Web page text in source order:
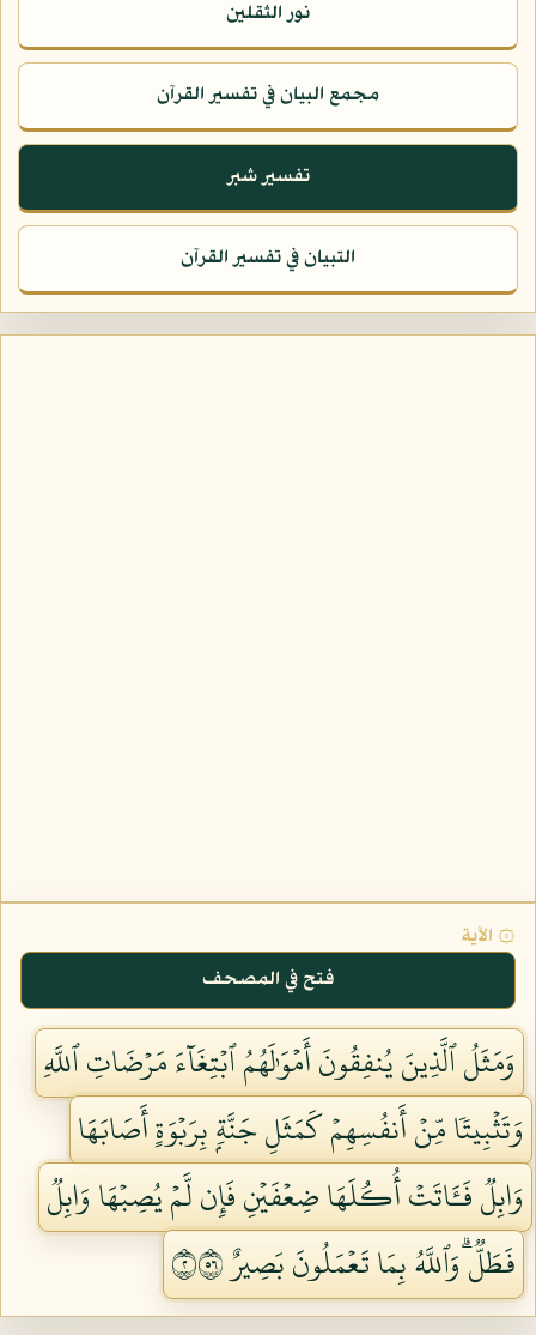
نور الثقلين
مجمع البيان في تفسير القرآن
تفسير شبر
التبيان في تفسير القرآن
۞ الآية
فتح في المصحف
وَمَثَلُ ٱلَّذِينَ يُنفِقُونَ أَمۡوَٰلَهُمُ ٱبۡتِغَآءَ مَرۡضَاتِ ٱللَّهِ
وَتَثۡبِيتٗا مِّنۡ أَنفُسِهِمۡ كَمَثَلِ جَنَّةِۭ بِرَبۡوَةٍ أَصَابَهَا
وَابِلٞ فَـَٔاتَتۡ أُكُلَهَا ضِعۡفَيۡنِ فَإِن لَّمۡ يُصِبۡهَا وَابِلٞ
فَطَلّٞۗ وَٱللَّهُ بِمَا تَعۡمَلُونَ بَصِيرٌ ٢٦٥